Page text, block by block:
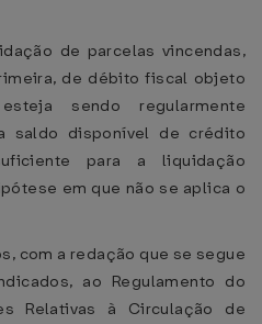
de parcelas vincendas,
de débito fiscal objeto
sendo regularmente
saldo disponível de crédito
para a liquidação
em que não se aplica o
com a redação que se segue
ao Regulamento do
Relativas à Circulação de